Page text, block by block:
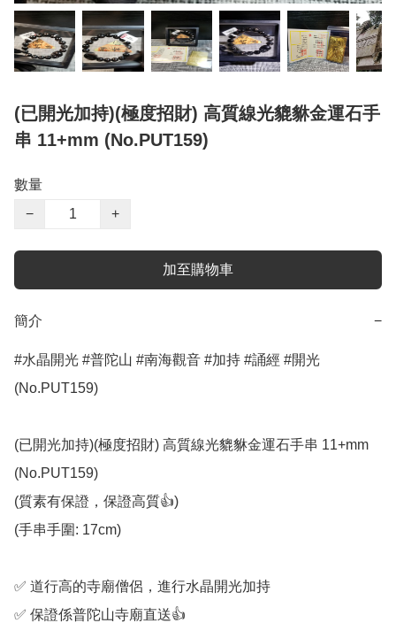
(已開光加持)(極度招財) 高質線光貔貅金運石手
串 11+mm (No.PUT159)
數量
−
+
加至購物車
簡介 −
#水晶開光 #普陀山 #南海觀音 #加持 #誦經 #開光
(No.PUT159)
(已開光加持)(極度招財) 高質線光貔貅金運石手串 11+mm
(No.PUT159)
(質素有保證，保證高質👍)
(手串手圍: 17cm)
✅️ 道行高的寺廟僧侶，進行水晶開光加持
✅️ 保證係普陀山寺廟直送👍